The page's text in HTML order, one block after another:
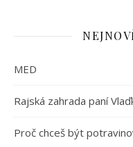
MED
Rajská zahrada paní
Proč chceš být